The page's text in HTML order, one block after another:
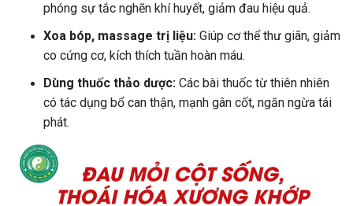
phóng sự tắc nghẽn khí huyết, giảm đau hiệu quả.
Xoa bóp, massage trị liệu: Giúp cơ thể thư giãn, giảm
co cứng cơ, kích thích tuần hoàn máu.
Dùng thuốc thảo dược: Các bài thuốc từ thiên nhiên
có tác dụng bổ can thận, mạnh gân cốt, ngăn ngừa tái
phát.